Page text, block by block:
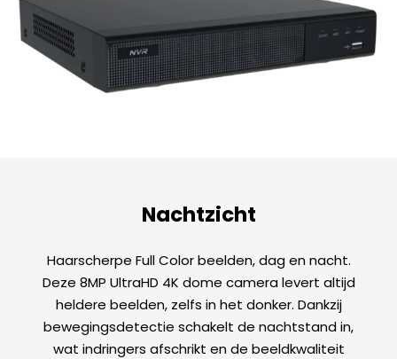
Nachtzicht
Haarscherpe Full Color beelden, dag en nacht.
Deze 8MP UltraHD 4K dome camera levert altijd
heldere beelden, zelfs in het donker. Dankzij
bewegingsdetectie schakelt de nachtstand in,
wat indringers afschrikt en de beeldkwaliteit